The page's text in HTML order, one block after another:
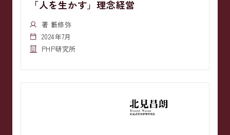
「人を生かす」理念経営
著 籔修弥
2024年7月
PHP研究所